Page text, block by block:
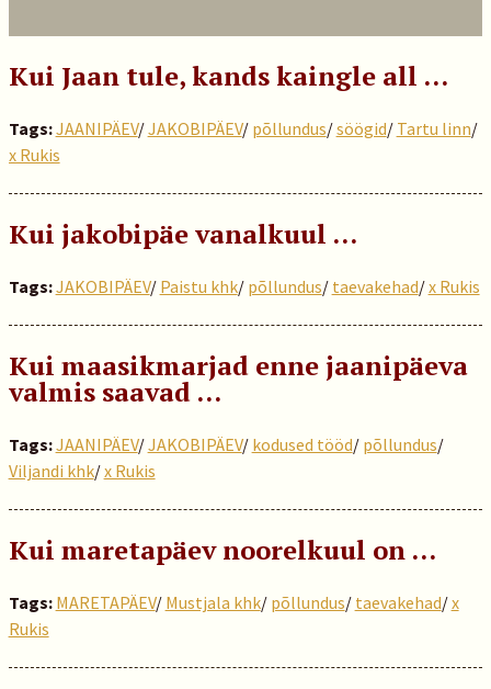
Kui Jaan tule, kands kaingle all …
Tags:JAANIPÄEV/JAKOBIPÄEV/ põllundus/söögid/ Tartu linn/
x Rukis
Kui jakobipäe vanalkuul …
Tags:JAKOBIPÄEV/ Paistu khk/ põllundus/ taevakehad/x Rukis
Kui maasikmarjad enne jaanipäeva
valmis saavad …
Tags:JAANIPÄEV/JAKOBIPÄEV/ kodused tööd/ põllundus/
Viljandi khk/x Rukis
Kui maretapäev noorelkuul on …
Tags: MARETAPÄEV/ Mustjala khk/ põllundus/ taevakehad/x
Rukis